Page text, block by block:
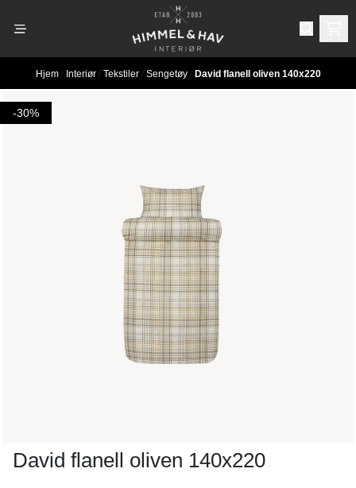
Hjem / Interiør / Tekstiler / Sengetøy / David flanell oliven 140x220
-30%
David flanell oliven 140x220